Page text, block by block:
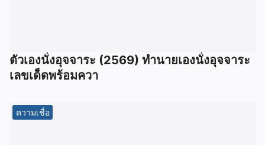
ตัวเองนั่งอุจจาระ (2569) ทํานายเองนั่งอุจจาระ
เลขเด็ดพร้อมควา
ความเชื่อ